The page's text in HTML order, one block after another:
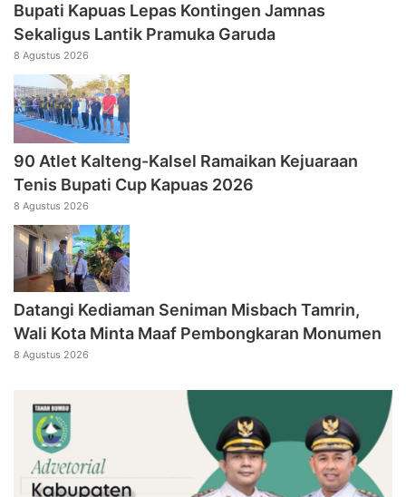
Bupati Kapuas Lepas Kontingen Jamnas
Sekaligus Lantik Pramuka Garuda
8 Agustus 2026
90 Atlet Kalteng-Kalsel Ramaikan Kejuaraan
Tenis Bupati Cup Kapuas 2026
8 Agustus 2026
Datangi Kediaman Seniman Misbach Tamrin,
Wali Kota Minta Maaf Pembongkaran Monumen
8 Agustus 2026